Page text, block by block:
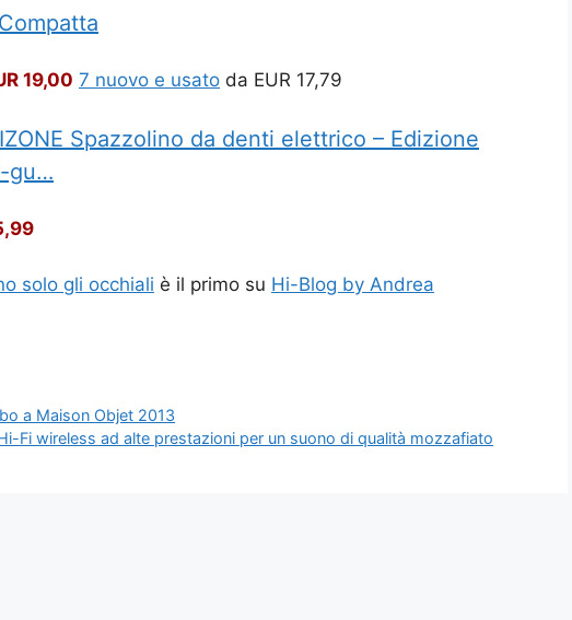
19,00 7 nuovo e usato da EUR 17,79
Spazzolino da denti elettrico – Edizione
gu…
solo gli occhiali è il primo su Hi-Blog by Andrea
a Maison Objet 2013
Fi wireless ad alte prestazioni per un suono di qualità mozzafiato